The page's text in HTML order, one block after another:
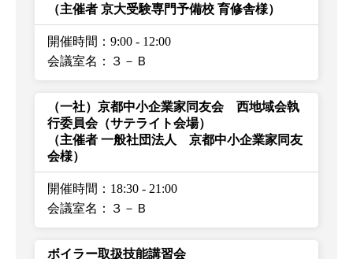
（主催者 京大受験専門予備校 育修舎様）
開催時間：9:00 - 12:00
会議室名：３－Ｂ
（一社）京都中小企業家同友会 西地域会執
行委員会（サテライト会場）
（主催者 一般社団法人 京都中小企業家同友
会様）
開催時間：18:30 - 21:00
会議室名：３－Ｂ
ボイラー取扱技能講習会